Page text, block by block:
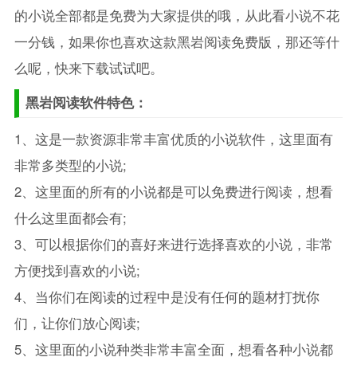
的小说全部都是免费为大家提供的哦，从此看小说不花
一分钱，如果你也喜欢这款黑岩阅读免费版，那还等什
么呢，快来下载试试吧。
黑岩阅读软件特色：
1、这是一款资源非常丰富优质的小说软件，这里面有
非常多类型的小说;
2、这里面的所有的小说都是可以免费进行阅读，想看
什么这里面都会有;
3、可以根据你们的喜好来进行选择喜欢的小说，非常
方便找到喜欢的小说;
4、当你们在阅读的过程中是没有任何的题材打扰你
们，让你们放心阅读;
5、这里面的小说种类非常丰富全面，想看各种小说都